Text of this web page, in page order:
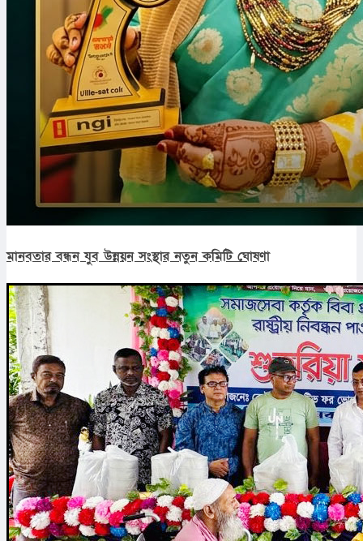
মানবতার বন্ধন যুব উন্নয়ন সংস্থার নতুন কমিটি ঘোষণা